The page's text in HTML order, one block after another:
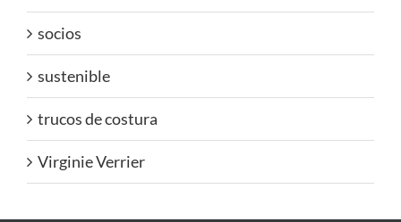
socios
sustenible
trucos de costura
Virginie Verrier